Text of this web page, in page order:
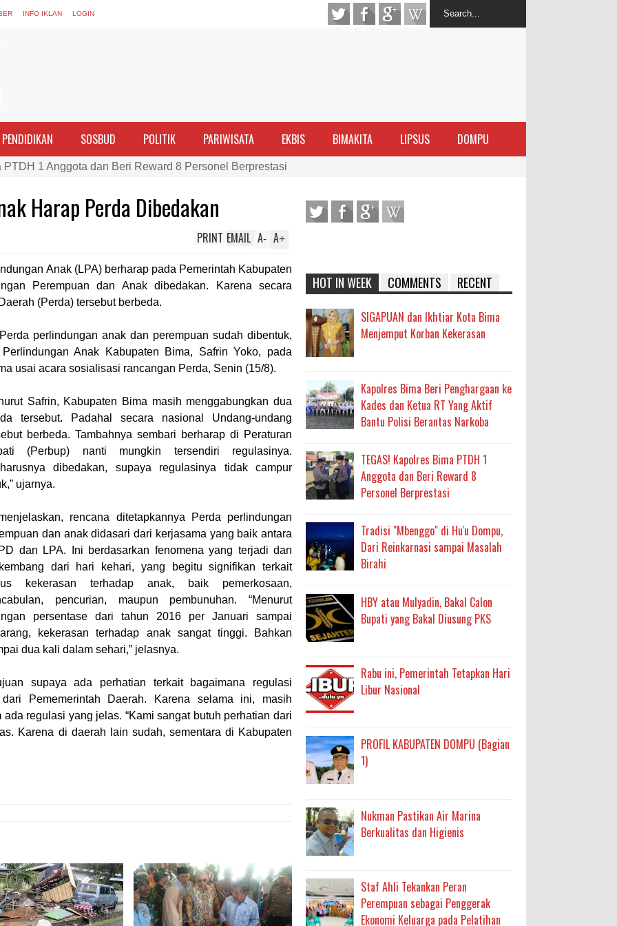
INFO IKLAN LOGIN
PENDIDIKAN SOSBUD POLITIK PARIWISATA EKBIS BIMAKITA LIPSUS DOMPU
1 Anggota dan Beri Reward 8 Personel Berprestasi
Kesehatan Korban Kapal Wisata yang Tenggelam di Perairan Sanggar
vs Inggris, Polres Bima Pererat Silaturahmi dengan Masyarakat
Polisi Nobar Bareng Laga Prancis vs Spanyol di Mapolres Bima
Pembangunan RSUD Kota Bima, Pastikan Pemindahan Layanan Berjalan Bertahap
Polres Bima Bantu Warga Padolo Atasi Krisis Air Bersih
Warga Tidak Layak Huni di Kelurahan Oi Mbo, Dorong Percepatan Bantuan BSPS
Usulan Inpres Jalan Daerah 2026 dan Persiapan DAK 2027 ke BPJN NTB
ASN dan Penguatan Kolaborasi
Kelautan dan Perikanan
Umum Fraksi DPRD terhadap Raperda Pertanggungjawaban Pelaksanaan APBD Kota Bima
Ke-80, Kapolres Bima: Jadikan Tugas Sebagai Ibadah, Kepercayaan Rakyat Landasan Utama
Ke-80, Kapolres Bima Pimpin Kenaikan Pangkat 42 Personel
Ke-80, Satsamapta Polres Bima Bantu Warga Dena Hadapi Krisis Air Bersih
Sabu di Tambe, 2 Pria Diamankan Bersama 23 Poket Sabu Siap Edar
Bima Menjemput Korban Kekerasan
ke Kades dan Ketua RT Yang Aktif Bantu Polisi Berantas Narkoba
Harap Perda Dibedakan
A+
A-
EMAIL
PRINT
Anak (LPA) berharap pada Pemerintah Kabupaten
Perempuan dan Anak dibedakan. Karena secara
(Perda) tersebut berbeda.
perlindungan anak dan perempuan sudah dibentuk,
Anak Kabupaten Bima, Safrin Yoko, pada
usai acara sosialisasi rancangan Perda, Senin (15/8).
Safrin, Kabupaten Bima masih menggabungkan dua
tersebut. Padahal secara nasional Undang-undang
berbeda. Tambahnya sembari berharap di Peraturan
(Perbup) nanti mungkin tersendiri regulasinya.
dibedakan, supaya regulasinya tidak campur
ujarnya.
rencana ditetapkannya Perda perlindungan
dan anak didasari dari kerjasama yang baik antara
dan LPA. Ini berdasarkan fenomena yang terjadi dan
dari hari kehari, yang begitu signifikan terkait
kekerasan terhadap anak, baik pemerkosaan,
pencurian, maupun pembunuhan. “Menurut
persentase dari tahun 2016 per Januari sampai
kekerasan terhadap anak sangat tinggi. Bahkan
dua kali dalam sehari,” jelasnya.
supaya ada perhatian terkait bagaimana regulasi
Pememerintah Daerah. Karena selama ini, masih
regulasi yang jelas. “Kami sangat butuh perhatian dari
Karena di daerah lain sudah, sementara di Kabupaten
HOT IN WEEK COMMENTS RECENT
SIGAPUAN dan Ikhtiar Kota Bima
Menjemput Korban Kekerasan
Kapolres Bima Beri Penghargaan ke
Kades dan Ketua RT Yang Aktif
Bantu Polisi Berantas Narkoba
TEGAS! Kapolres Bima PTDH 1
Anggota dan Beri Reward 8
Personel Berprestasi
Tradisi "Mbenggo" di Hu'u Dompu,
Dari Reinkarnasi sampai Masalah
Birahi
HBY atau Mulyadin, Bakal Calon
Bupati yang Bakal Diusung PKS
Rabu ini, Pemerintah Tetapkan Hari
Libur Nasional
PROFIL KABUPATEN DOMPU (Bagian
1)
Nukman Pastikan Air Marina
Berkualitas dan Higienis
Staf Ahli Tekankan Peran
Perempuan sebagai Penggerak
Ekonomi Keluarga pada Pelatihan